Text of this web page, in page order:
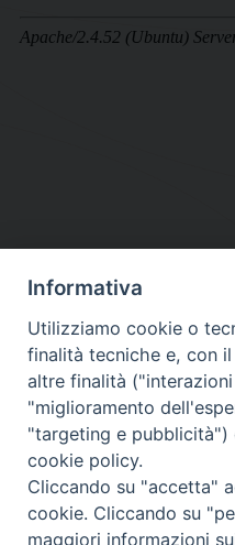
DIOCESI
Contatti:Tel.:
E-mail:
Orari: dal Lunedì al
Lunedì, Mercoledì e
Informativa
Utilizziamo cookie o
finalità tecniche e, con
altre finalità
"miglioramento
"targeting e pubblicità")
cookie policy.
Cliccando su "accetta"
cookie. Cliccando su
maggiori informazioni